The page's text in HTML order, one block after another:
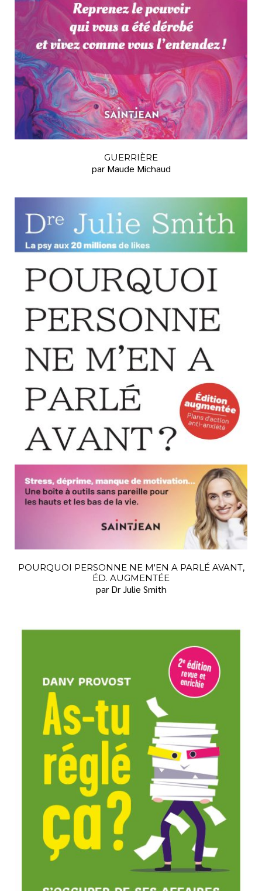
GUERRIÈRE
par Maude Michaud
POURQUOI PERSONNE NE M'EN A PARLÉ AVANT,
ÉD. AUGMENTÉE
par Dr Julie Smith